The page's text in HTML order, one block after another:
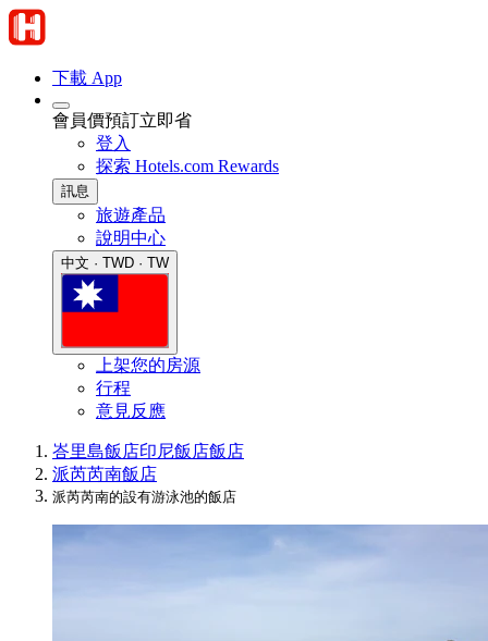
下載 App
會員價預訂立即省
登入
探索 Hotels.com Rewards
訊息
旅遊產品
說明中心
中文 · TWD · TW
上架您的房源
行程
意見反應
峇里島飯店印尼飯店飯店
派芮芮南飯店
派芮芮南的設有游泳池的飯店